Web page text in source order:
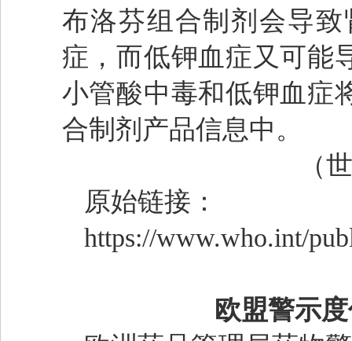
布洛芬组合制剂会导
症，而低钾血症又可能
小管酸中毒和低钾血症
合制剂产品信息中。
（
原始链接：
https://www.who.int/
欧盟警示